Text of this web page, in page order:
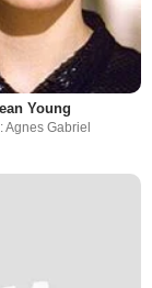
Young
Agnes Gabriel